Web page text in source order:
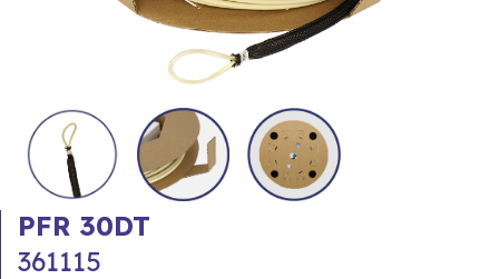
PFR 30DT
361115